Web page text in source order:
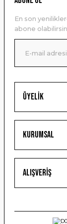
Ürün
Ürün fiyatı
Bu ürüne
Üyelik
Kurumsal
Alışveriş
En son
abone